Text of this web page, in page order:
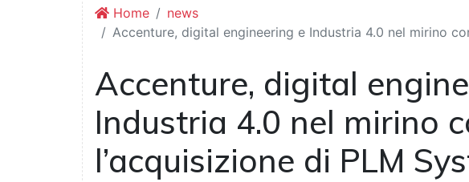
Home
news
Accenture, digital engineering e Industria 4.0 nel mirino
Accenture, digital
Industria 4.0 nel mirino
l’acquisizione di PLM